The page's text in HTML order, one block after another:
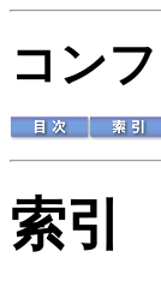
コン
索引